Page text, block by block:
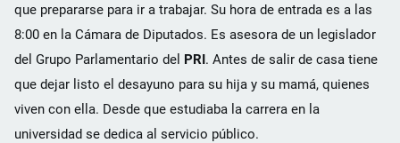
que prepararse para ir a trabajar. Su hora de entrada es a las
8:00 en la Cámara de Diputados. Es asesora de un legislador
del Grupo Parlamentario del PRI. Antes de salir de casa tiene
que dejar listo el desayuno para su hija y su mamá, quienes
viven con ella. Desde que estudiaba la carrera en la
universidad se dedica al servicio público.